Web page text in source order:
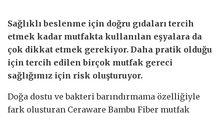
Sağlıklı beslenme için doğru gıdaları tercih
etmek kadar mutfakta kullanılan eşyalara da
çok dikkat etmek gerekiyor. Daha pratik olduğu
için tercih edilen birçok mutfak gereci
sağlığımız için risk oluşturuyor.
Doğa dostu ve bakteri barındırmama özelliğiyle
fark oluşturan Ceraware Bambu Fiber mutfak